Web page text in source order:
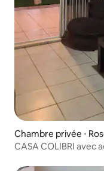
Chambre privée ⋅
CASA COLIBRI avec